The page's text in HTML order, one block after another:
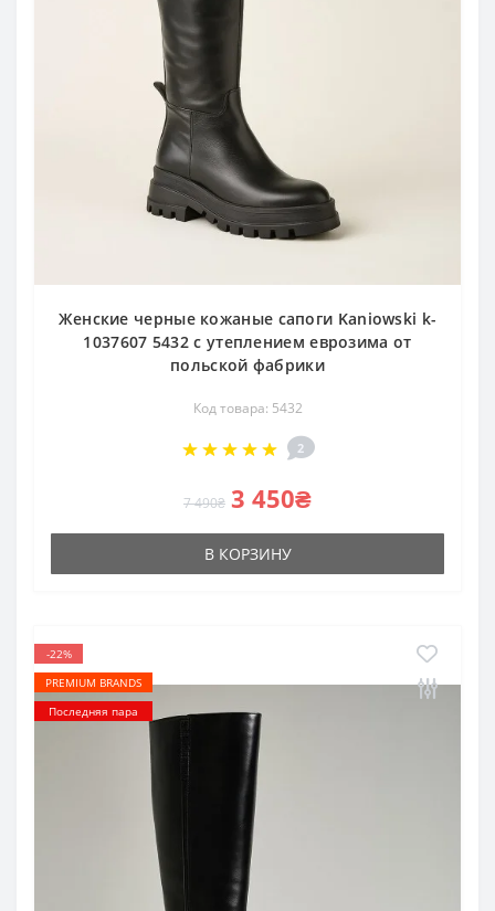
Женские черные кожаные сапоги Kaniowski k-
1037607 5432 с утеплением еврозима от
польской фабрики
Код товара: 5432
2
7 490₴ 3 450₴
В КОРЗИНУ
-22%
PREMIUM BRANDS
Последняя пара